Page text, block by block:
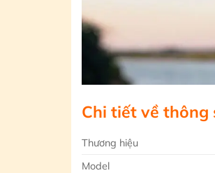
Chi tiết về thông
Thương hiệu
Model